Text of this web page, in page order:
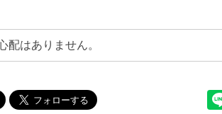
配はありません。